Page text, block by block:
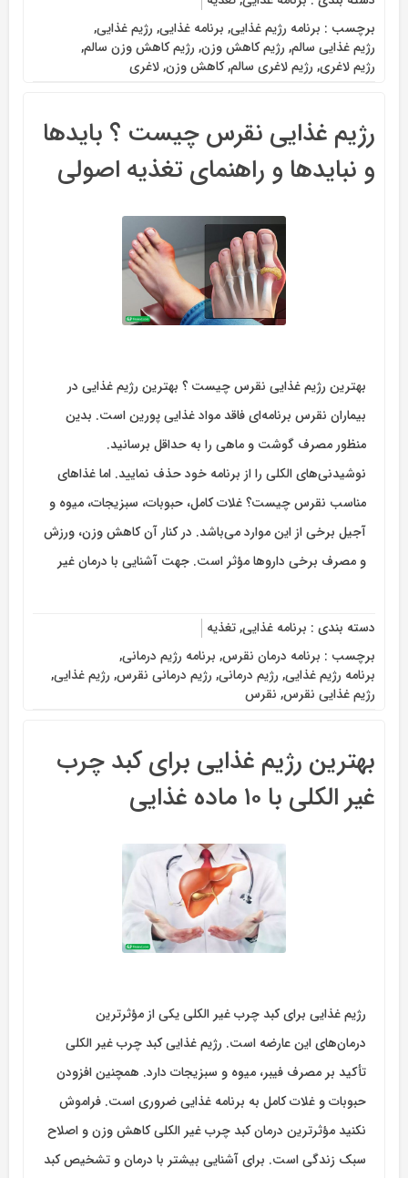
برچسب : برنامه رژیم غذایی, برنامه غذایی, رژیم غذایی,
رژیم غذایی سالم, رژیم کاهش وزن, رژیم کاهش وزن سالم,
رژیم لاغری, رژیم لاغری سالم,کاهش وزن,لاغری
رژیم غذایی نقرس چیست ؟ بایدها
و نبایدها و راهنمای تغذیه اصولی
بهترین رژیم غذایی نقرس چیست ؟ بهترین رژیم غذایی در
بیماران نقرس برنامه‌ای فاقد مواد غذایی پورین است. بدین
منظور مصرف گوشت و ماهی را به حداقل برسانید.
نوشیدنی‌های الکلی را از برنامه خود حذف نمایید. اما غذاهای
مناسب نقرس چیست؟ غلات کامل، حبوبات، سبزیجات، میوه و
آجیل برخی از این موارد می‌باشد. در کنار آن کاهش وزن، ورزش
و مصرف برخی داروها مؤثر است. جهت آشنایی با درمان غیر
دسته بندی : برنامه غذایی,تغذیه
برچسب : برنامه درمان نقرس, برنامه رژیم درمانی,
برنامه رژیم غذایی, رژیم درمانی, رژیم درمانی نقرس, رژیم غذایی,
رژیم غذایی نقرس, نقرس
بهترین رژیم غذایی برای کبد چرب
غیر الکلی با ۱۰ ماده غذایی
رژیم غذایی برای کبد چرب غیر الکلی یکی از مؤثرترین
درمان‌های این عارضه است. رژیم غذایی کبد چرب غیر الکلی
تأکید بر مصرف فیبر، میوه و سبزیجات دارد. همچنین افزودن
حبوبات و غلات کامل به برنامه غذایی ضروری است. فراموش
نکنید مؤثرترین درمان کبد چرب غیر الکلی کاهش وزن و اصلاح
سبک زندگی است. برای آشنایی بیشتر با درمان و تشخیص کبد